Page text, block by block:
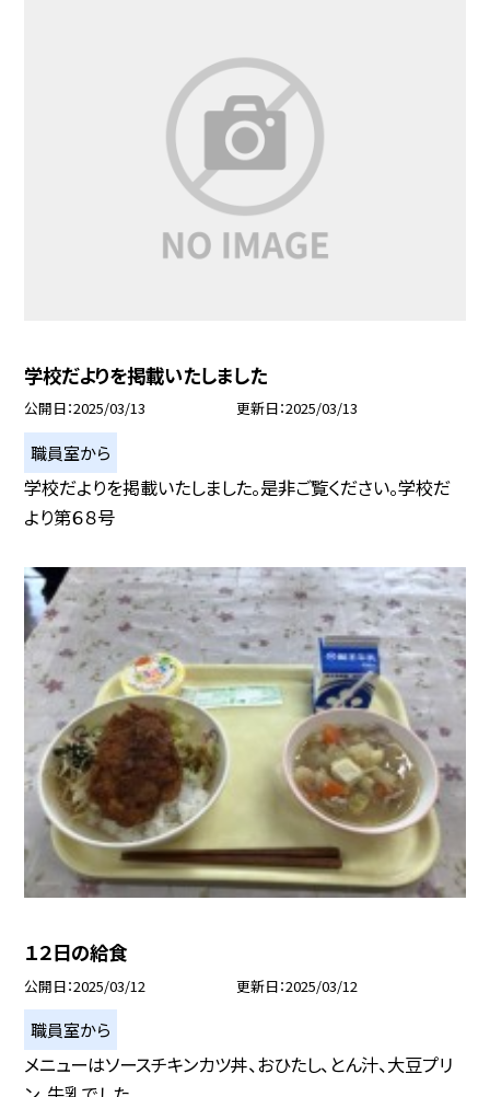
学校だよりを掲載いたしました
公開日 2025/03/13 更新日 2025/03/13
職員室から
学校だよりを掲載いたしました。是非ご覧ください。学校だ
より第６８号
１２日の給食
公開日 2025/03/12 更新日 2025/03/12
職員室から
メニューはソースチキンカツ丼、おひたし、とん汁、大豆プリ